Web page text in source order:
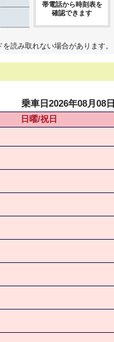
帯電話から時刻表を
確認できます
読み取れない場合があります。
乗車日2026年08月08日
日曜/祝日